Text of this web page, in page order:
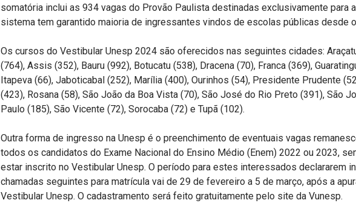
somatória inclui as 934 vagas do Provão Paulista destinadas exclusivamente para
sistema tem garantido maioria de ingressantes vindos de escolas públicas desde
Os cursos do Vestibular Unesp 2024 são oferecidos nas seguintes cidades:
(764), Assis (352), Bauru (992), Botucatu (538), Dracena (70), Franca (369),
Itapeva (66), Jaboticabal (252), Marília (400), Ourinhos (54), Presidente Prudente
(423), Rosana (58), São João da Boa Vista (70), São José do Rio Preto (391), São
Paulo (185), São Vicente (72), Sorocaba (72) e Tupã (102).
Outra forma de ingresso na Unesp é o preenchimento de eventuais vagas
todos os candidatos do Exame Nacional do Ensino Médio (Enem) 2022 ou 2023,
estar inscrito no Vestibular Unesp. O período para estes interessados declararem
chamadas seguintes para matrícula vai de 29 de fevereiro a 5 de março, após a
Vestibular Unesp. O cadastramento será feito gratuitamente pelo site da Vunesp.